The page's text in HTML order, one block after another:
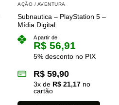
do
AÇÃO / AVENTURA
Subnautica – PlayStation 5 –
Mídia Digital
A partir de
R$ 56,91
5% desconto no PIX
R$ 59,90
3x de R$ 21,17 no
cartão